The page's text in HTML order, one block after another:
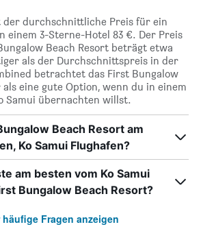
der durchschnittliche Preis für ein
einem 3-Sterne-Hotel 83 €. Der Preis
Beach Resort beträgt etwa
als der Durchschnittspreis in der
betrachtet das First Bungalow
eine gute Option, wenn du in einem
Samui übernachten willst.
Beach Resort am
Ko Samui Flughafen?
am besten vom Ko Samui
Bungalow Beach Resort?
häufige Fragen anzeigen